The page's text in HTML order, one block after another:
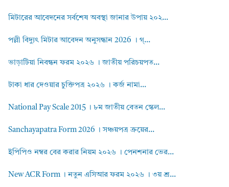
মিটারের আবেদনের সর্বশেষ অবস্থা জানার উপায় ২০২...
পল্লী বিদ্যুৎ মিটার আবেদন অনুসন্ধান 2026 । গ্...
ভাড়াটিয়া নিবন্ধন ফরম ২০২৬ । জাতীয় পরিচয়পত...
টাকা ধার দেওয়ার চুক্তিপত্র ২০২৬ । কর্জ নামা...
National Pay Scale 2015 । ৮ম জাতীয় বেতন স্কেল...
Sanchayapatra Form 2026 । সঞ্চয়পত্র ক্রয়ের...
ইপিপিও নম্বর বের করার নিয়ম ২০২৬ । পেনশনার ভের...
New ACR Form । নতুন এসিআর ফরম ২০২৬ । ৩য় শ্র...